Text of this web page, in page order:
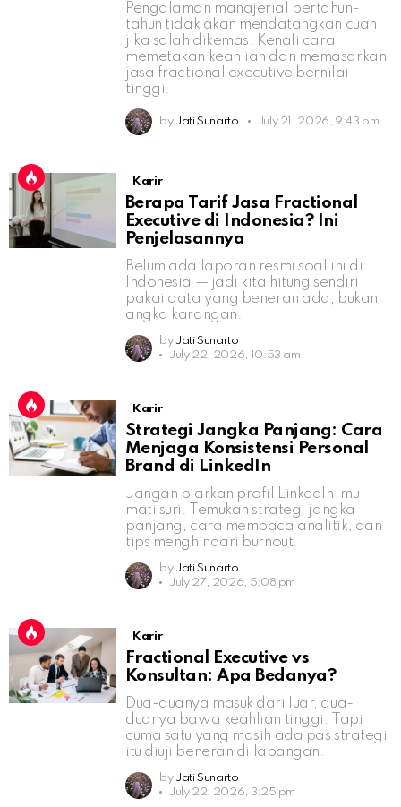
Pengalaman manajerial bertahun-
tahun tidak akan mendatangkan cuan
jika salah dikemas. Kenali cara
memetakan keahlian dan memasarkan
jasa fractional executive bernilai
tinggi.
by Jati Sunarto July 21, 2026, 9:43 pm
Karir
Berapa Tarif Jasa Fractional
Executive di Indonesia? Ini
Penjelasannya
Belum ada laporan resmi soal ini di
Indonesia — jadi kita hitung sendiri
pakai data yang beneran ada, bukan
angka karangan.
by Jati Sunarto
July 22, 2026, 10:53 am
Karir
Strategi Jangka Panjang: Cara
Menjaga Konsistensi Personal
Brand di LinkedIn
Jangan biarkan profil LinkedIn-mu
mati suri. Temukan strategi jangka
panjang, cara membaca analitik, dan
tips menghindari burnout.
by Jati Sunarto
July 27, 2026, 5:08 pm
Karir
Fractional Executive vs
Konsultan: Apa Bedanya?
Dua-duanya masuk dari luar, dua-
duanya bawa keahlian tinggi. Tapi
cuma satu yang masih ada pas strategi
itu diuji beneran di lapangan.
by Jati Sunarto
July 22, 2026, 3:25 pm